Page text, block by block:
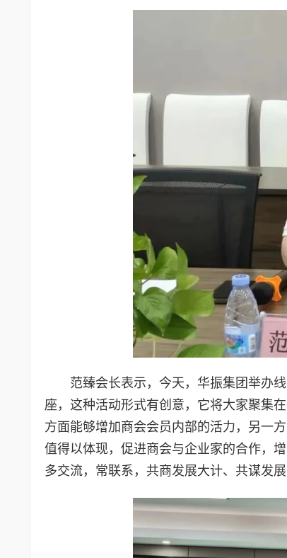
范臻会长表示，今天，华振集团举办
座，这种活动形式有创意，它将大家聚集
方面能够增加商会会员内部的活力，另一
值得以体现，促进商会与企业家的合作，
多交流，常联系，共商发展大计、共谋发